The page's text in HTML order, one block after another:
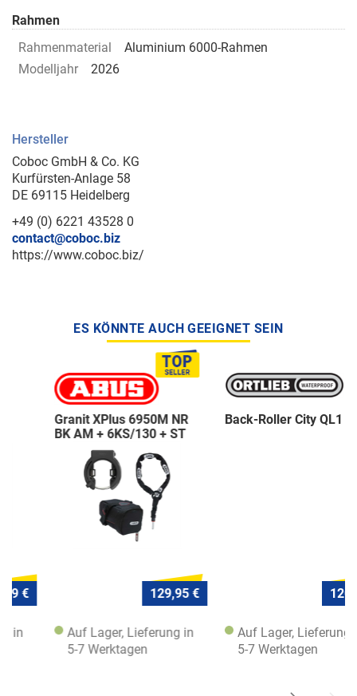
Rahmen
Rahmenmaterial
Aluminium 6000-Rahmen
Modelljahr
2026
Hersteller
Coboc GmbH & Co. KG
Kurfürsten-Anlage 58
DE 69115 Heidelberg
+49 (0) 6221 43528 0
contact@coboc.biz
https://www.coboc.biz/
ES KÖNNTE AUCH GEEIGNET SEIN
Granit XPlus 6950M NR
BK AM + 6KS/130 + ST
129,95 €
Auf Lager, Lieferung in
5-7 Werktagen
Back-Roller City QL1
120,- €
Auf Lager, Lieferung in
5-7 Werktagen